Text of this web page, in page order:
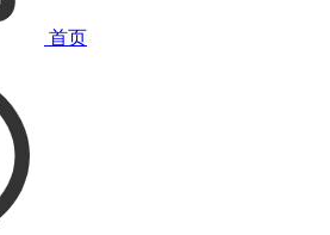
首页